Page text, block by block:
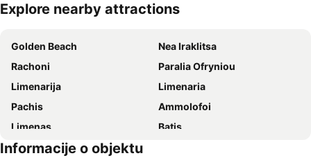
Explore nearby attractions
Golden Beach
Nea Iraklitsa
Rachoni
Paralia Ofryniou
Limenarija
Limenaria
Pachis
Ammolofoi
Limenas
Βatis
Pristanište Ormos Prinos
Informacije o objektu